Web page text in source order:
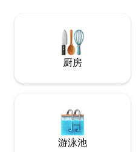
近有公共交通工具。 公寓距离科莫（
Como ） 5公里，距离托尔诺
公里，距离米兰（ Milan ） 40
卢加诺（ Lugano ） 38公 您
交通工具到达： C30 C31 C32
Matteotti到Como- Bellagio
分钟才能到达Blevio -
站，距离房子约100米。 令人
传统的公共交通可以使用科
厨房
游泳池